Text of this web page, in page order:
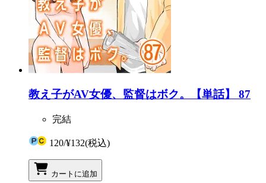
教え子がAV女優、監督はボク。【単話】 87
完結
120/¥132(税込)
カートに追加